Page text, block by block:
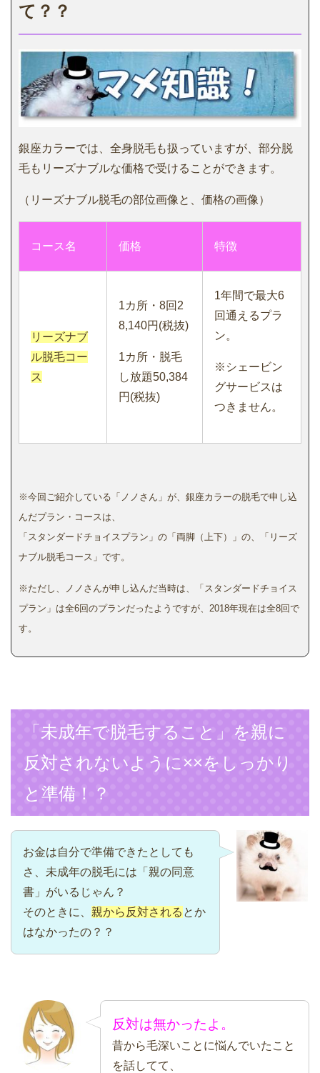
て？？
銀座カラーでは、全身脱毛も扱っていますが、部分脱
毛もリーズナブルな価格で受けることができます。
（リーズナブル脱毛の部位画像と、価格の画像）
コース名 価格 特徴
リーズナブ
ル脱毛コー
ス
1カ所・8回2
8,140円(税抜)
1カ所・脱毛
し放題50,384
円(税抜)
1年間で最大6
回通えるプラ
ン。
※シェービン
グサービスは
つきません。
※今回ご紹介している「ノノさん」が、銀座カラーの脱毛で申し込
んだプラン・コースは、
「スタンダードチョイスプラン」の「両脚（上下）」の、「リーズ
ナブル脱毛コース」です。
※ただし、ノノさんが申し込んだ当時は、「スタンダードチョイス
プラン」は全6回のプランだったようですが、2018年現在は全8回で
す。
「未成年で脱毛すること」を親に
反対されないように××をしっかり
と準備！？
お金は自分で準備できたとしても
さ、未成年の脱毛には「親の同意
書」がいるじゃん？
そのときに、 親から反対される とか
はなかったの？？
反対は無かったよ。
昔から毛深いことに悩んでいたこと
を話してて、